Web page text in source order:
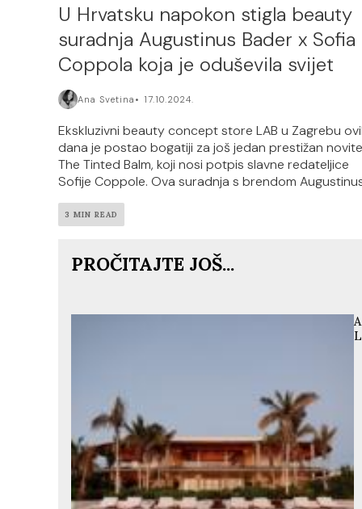
U Hrvatsku napokon stigla beauty
suradnja Augustinus Bader x Sofia
Coppola koja je oduševila svijet
Ana Svetina 17.10.2024.
Ekskluzivni beauty concept store LAB u Zagrebu
dana je postao bogatiji za još jedan prestižan
The Tinted Balm, koji nosi potpis slavne redateljice
Sofije Coppole. Ova suradnja s brendom
3 MIN READ
PROČITAJTE JOŠ...